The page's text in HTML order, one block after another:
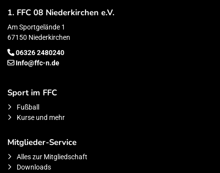
1. FFC 08 Niederkirchen e.V.
Am Sportgelände 1
67150 Niederkirchen
06326 2480240
Info@ffc-n.de
Sport im FFC
Fußball
Kurse und mehr
Mitglieder-Service
Alles zur Mitgliedschaft
Downloads